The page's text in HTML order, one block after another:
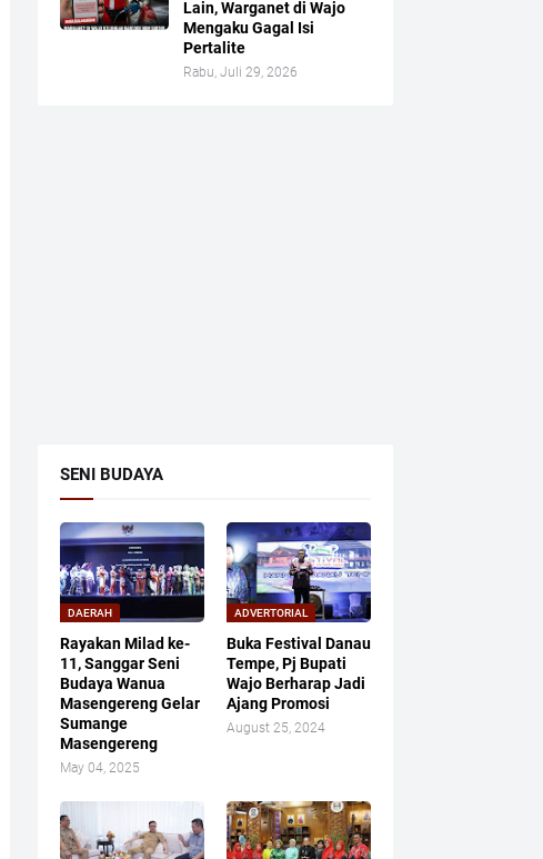
Lain, Warganet di Wajo
Mengaku Gagal Isi
Pertalite
Rabu, Juli 29, 2026
SENI BUDAYA
DAERAH
Rayakan Milad ke-
11, Sanggar Seni
Budaya Wanua
Masengereng Gelar
Sumange
Masengereng
May 04, 2025
ADVERTORIAL
Buka Festival Danau
Tempe, Pj Bupati
Wajo Berharap Jadi
Ajang Promosi
August 25, 2024